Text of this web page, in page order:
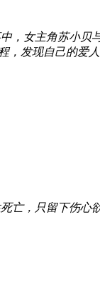
，女主角苏小
，发现自己的爱
亡，只留下伤